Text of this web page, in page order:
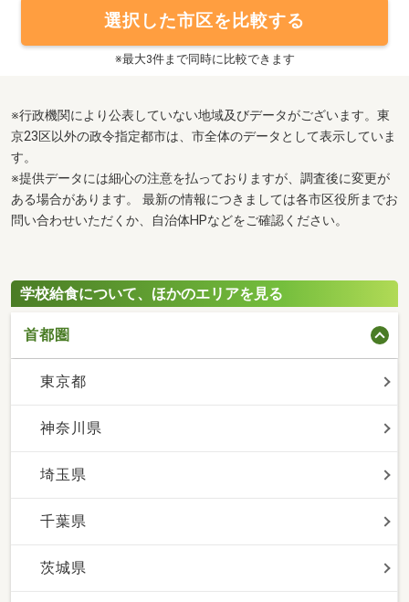
選択した市区を比較する
※最大3件まで同時に比較できます
※行政機関により公表していない地域及びデータがございます。東
京23区以外の政令指定都市は、市全体のデータとして表示していま
す。
※提供データには細心の注意を払っておりますが、調査後に変更が
ある場合があります。 最新の情報につきましては各市区役所までお
問い合わせいただくか、自治体HPなどをご確認ください。
学校給食について、ほかのエリアを見る
首都圏
東京都
神奈川県
埼玉県
千葉県
茨城県